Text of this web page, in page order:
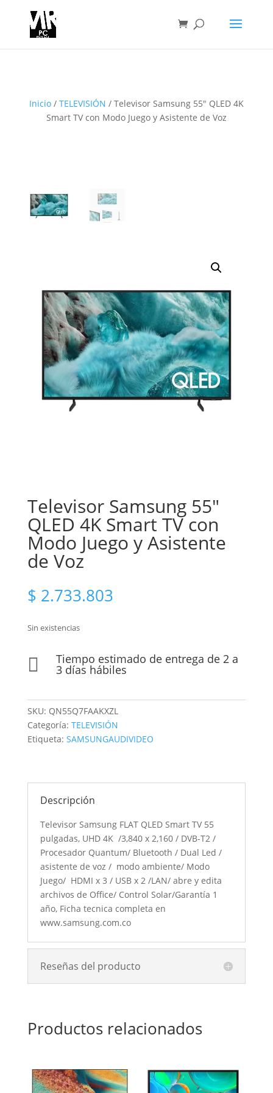
Inicio/ TELEVISIÓN / Televisor Samsung 55″ QLED 4K
Smart TV con Modo Juego y Asistente de Voz
Televisor Samsung 55″
QLED 4K Smart TV con
Modo Juego y Asistente
de Voz
$ 2.733.803
Sin existencias
 Tiempo estimado de entrega de 2 a
3 días hábiles
SKU: QN55Q7FAAKXZL
Categoría: TELEVISIÓN
Etiqueta: SAMSUNGAUDIVIDEO
Descripción
Televisor Samsung FLAT QLED Smart TV 55
pulgadas, UHD 4K /3,840 x 2,160 / DVB-T2 /
Procesador Quantum/ Bluetooth / Dual Led /
asistente de voz / modo ambiente/ Modo
Juego/ HDMI x 3 / USB x 2 /LAN/ abre y edita
archivos de Office/ Control Solar/Garantía 1
año, Ficha tecnica completa en
www.samsung.com.co
Reseñas del producto
Productos relacionados